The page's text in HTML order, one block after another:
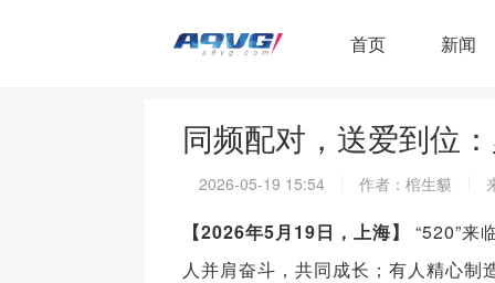
首页 新闻
同频配对，送爱到位
2026-05-19 15:54 作者：棺生貘
【2026年5月19日，上海】
“520”来
人并肩奋斗，共同成长；有人精心制